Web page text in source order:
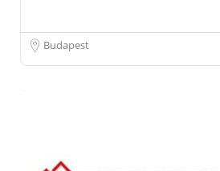
Budapest